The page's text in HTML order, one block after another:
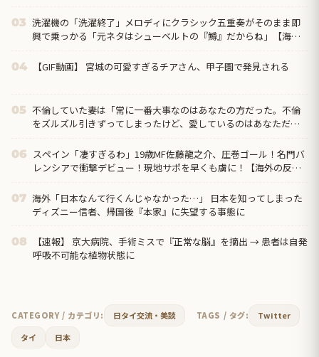
03 洗濯機の「洗濯終了」メロディにクラシック五重奏がそのまま即
興で乗っかる「元ネタはシューベルトの『鱒』だからね」【海外
04 【GIF動画】 宮城の可愛すぎるチアさん、甲子園で発見される
05 不倫していた妻は「常に一番大事なのはあなたの方だった。不倫
をズルズル引きずってしまったけど、愛しているのはあなただ
06 スペイン「凄すぎるわ」19歳MF佐藤龍之介、圧巻ゴール！名門バ
レンシアで衝撃デビュー！現地サポを早くも虜に！【海外の反
07 海外「日本なんて行くんじゃなかった…」 日本を知ってしまった
ディズニー信者、帰国後『本家』に失望する事態に
08
【速報】 京大病院、手術ミスで『正常な脳』を摘出 → 患者は自発
呼吸不可能な植物状態に
CATEGORY / カテゴリ: 日タイ交流・美談 TAGS / タグ:
Twitter
タイ
日本